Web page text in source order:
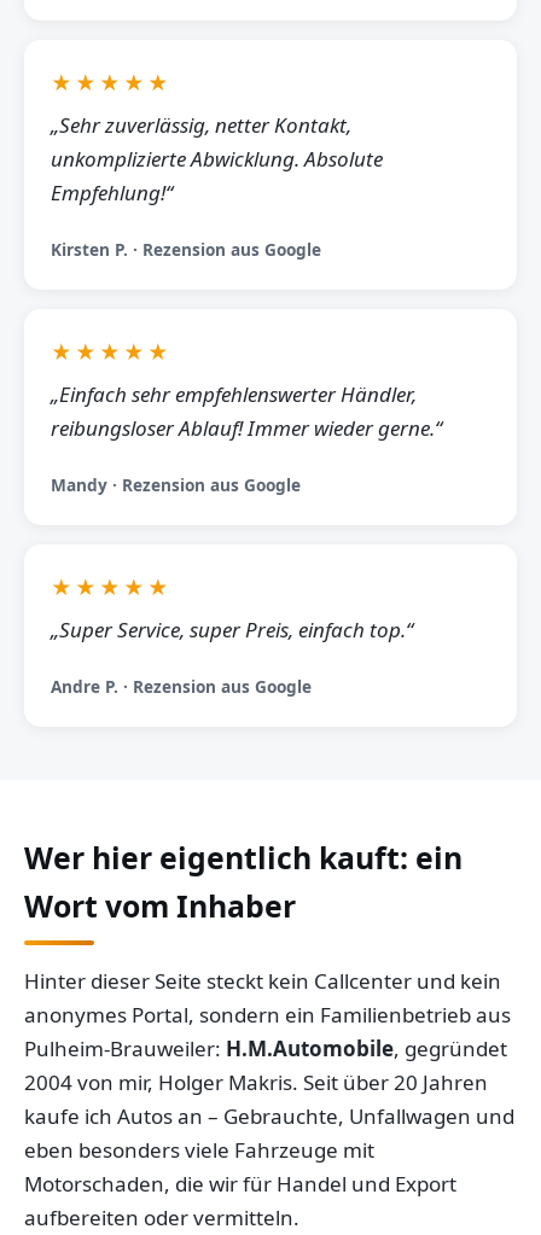
★★★★★
„Sehr zuverlässig, netter Kontakt,
unkomplizierte Abwicklung. Absolute
Empfehlung!“
Kirsten P. · Rezension aus Google
★★★★★
„Einfach sehr empfehlenswerter Händler,
reibungsloser Ablauf! Immer wieder gerne.“
Mandy · Rezension aus Google
★★★★★
„Super Service, super Preis, einfach top.“
Andre P. · Rezension aus Google
Wer hier eigentlich kauft: ein
Wort vom Inhaber
Hinter dieser Seite steckt kein Callcenter und kein
anonymes Portal, sondern ein Familienbetrieb aus
Pulheim-Brauweiler: H.M.Automobile, gegründet
2004 von mir, Holger Makris. Seit über 20 Jahren
kaufe ich Autos an – Gebrauchte, Unfallwagen und
eben besonders viele Fahrzeuge mit
Motorschaden, die wir für Handel und Export
aufbereiten oder vermitteln.